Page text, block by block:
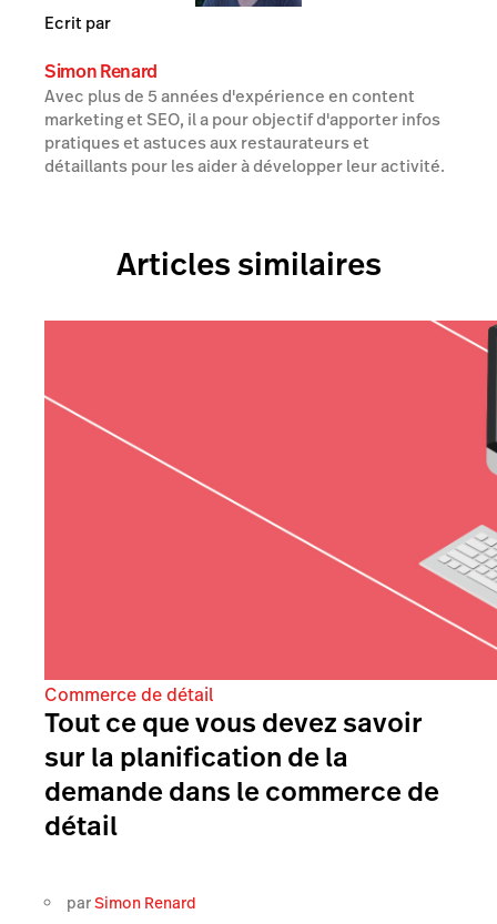
Ecrit par
Simon Renard
Avec plus de 5 années d'expérience en content
marketing et SEO, il a pour objectif d'apporter infos
pratiques et astuces aux restaurateurs et
détaillants pour les aider à développer leur activité.
Articles similaires
Commerce de détail
Tout ce que vous devez savoir
sur la planification de la
demande dans le commerce de
détail
parSimon Renard